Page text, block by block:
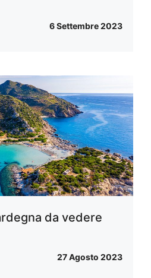
6 Settembre 2023
da vedere
27 Agosto 2023